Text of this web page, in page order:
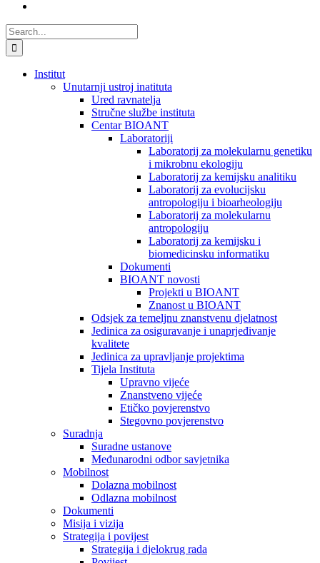
Search
for:
Institut
Unutarnji ustroj inatituta
Ured ravnatelja
Stručne službe instituta
Centar BIOANT
Laboratoriji
Laboratorij za molekularnu genetiku
i mikrobnu ekologiju
Laboratorij za kemijsku analitiku
Laboratorij za evolucijsku
antropologiju i bioarheologiju
Laboratorij za molekularnu
antropologiju
Laboratorij za kemijsku i
biomedicinsku informatiku
Dokumenti
BIOANT novosti
Projekti u BIOANT
Znanost u BIOANT
Odsjek za temeljnu znanstvenu djelatnost
Jedinica za osiguravanje i unaprjeđivanje
kvalitete
Jedinica za upravljanje projektima
Tijela Instituta
Upravno vijeće
Znanstveno vijeće
Etičko povjerenstvo
Stegovno povjerenstvo
Suradnja
Suradne ustanove
Međunarodni odbor savjetnika
Mobilnost
Dolazna mobilnost
Odlazna mobilnost
Dokumenti
Misija i vizija
Strategija i povijest
Strategija i djelokrug rada